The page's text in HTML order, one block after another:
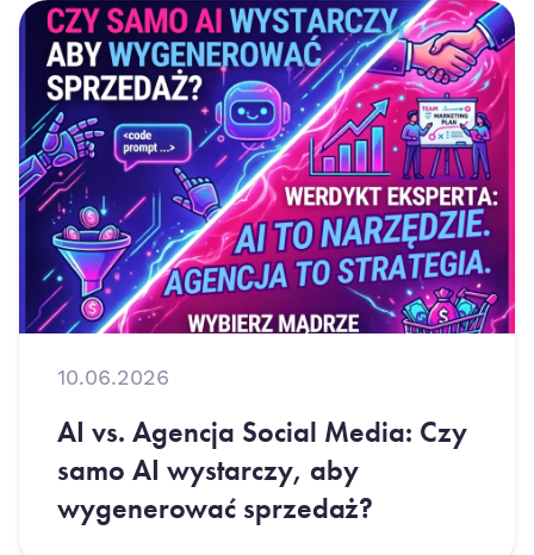
10.06.2026
AI vs. Agencja Social Media: Czy
samo AI wystarczy, aby
wygenerować sprzedaż?